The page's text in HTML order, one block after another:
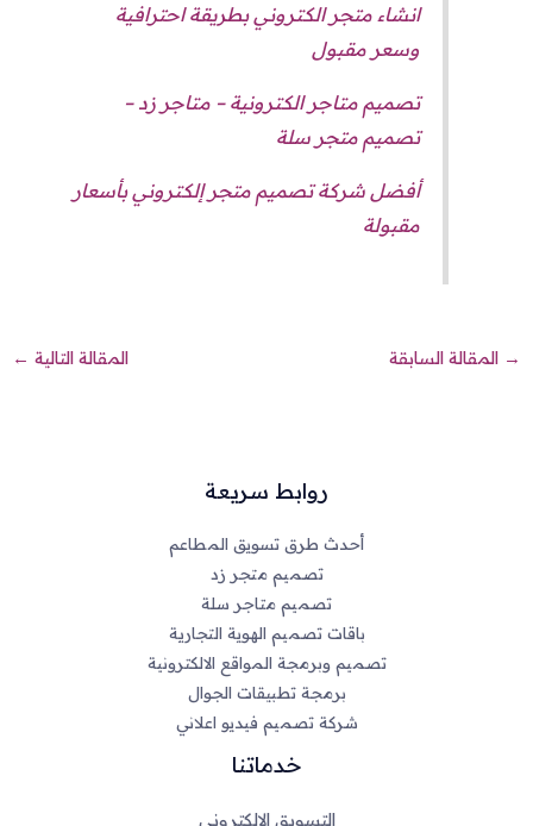
انشاء متجر الكتروني بطريقة احترافية
وسعر مقبول
تصميم متاجر الكترونية – متاجر زد –
تصميم متجر سلة
أفضل شركة تصميم متجر إلكتروني بأسعار
مقبولة
→ المقالة السابقة المقالة التالية ←
روابط سريعة
أحدث طرق تسويق المطاعم
تصميم متجر زد
تصميم متاجر سلة
باقات تصميم الهوية التجارية
تصميم وبرمجة المواقع الالكترونية
برمجة تطبيقات الجوال
شركة تصميم فيديو اعلاني
خدماتنا
التسويق الالكتروني